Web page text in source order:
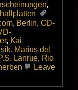
,
, Berlin, CD-
, Kai
, Marius del
Lanrue, Rio
Leave